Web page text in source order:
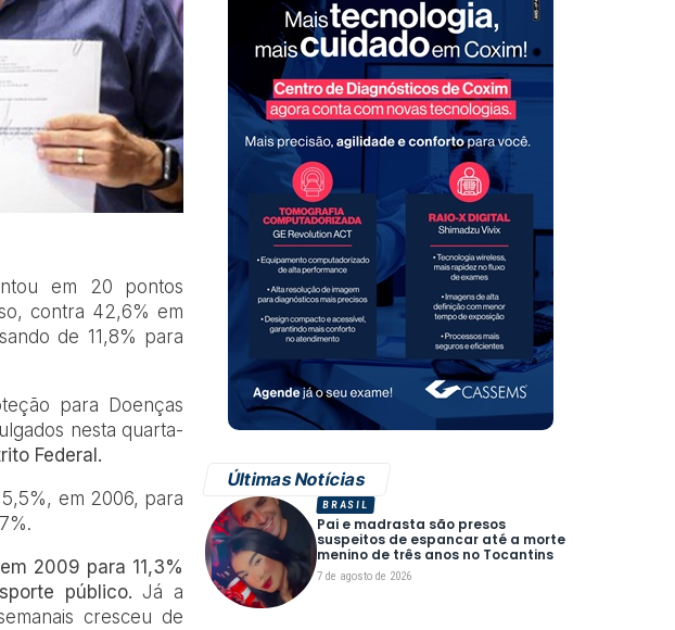
em 20 pontos
contra 42,6% em
de 11,8% para
para Doenças
nesta quarta-
Federal.
em 2006, para
2009 para 11,3%
público. Já a
cresceu de
Últimas Notícias
Pai e madrasta são presos
suspeitos de espancar até a morte
menino de três anos no Tocantins
7 de agosto de 2026
BRASIL